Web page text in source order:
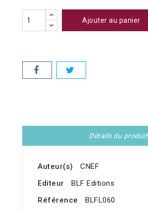
Ajouter au panier
Détails du produit
Auteur(s)
CNEF
Editeur
BLF Editions
Référence
BLFL060